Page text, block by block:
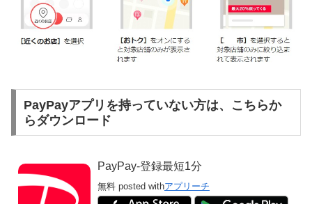
PayPayアプリを持っていない方は、こちらか
らダウンロード
PayPay-登録最短1分
無料 posted withアプリーチ